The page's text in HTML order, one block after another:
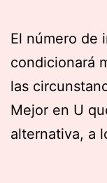
El número de
condicionará
las
Mejor en U
alternativa, a